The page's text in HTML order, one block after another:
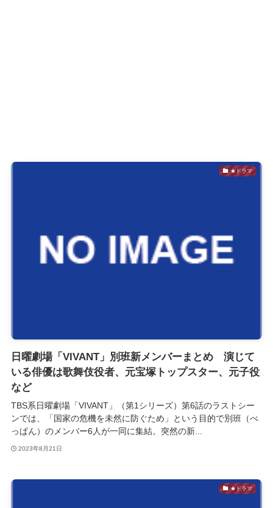
★ドラマ
日曜劇場「VIVANT」別班新メンバーまとめ 演じて
いる俳優は歌舞伎役者、元宝塚トップスター、元子役
など
TBS系日曜劇場「VIVANT」（第1シリーズ）第6話のラストシー
ンでは、「国家の危機を未然に防ぐため」という目的で別班（べ
っぱん）のメンバー6人が一同に集結。突然の新...
2023年8月21日
★ドラマ